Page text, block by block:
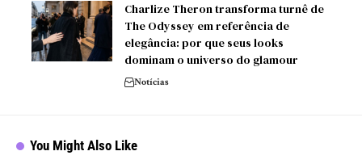
Charlize Theron transforma turnê de
The Odyssey em referência de
elegância: por que seus looks
dominam o universo do glamour
Notícias
You Might Also Like